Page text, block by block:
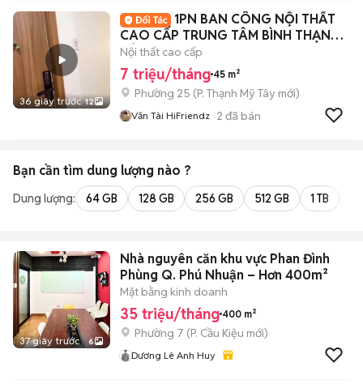
36 giây trước 12
1PN BAN CÔNG NỘI THẤT
CAO CẤP TRUNG TÂM BÌNH THẠNH
SÁT QUẬN 1
Nội thất cao cấp
7 triệu/tháng 45 m²
Phường 25 (P. Thạnh Mỹ Tây mới)
Văn Tài HiFriendz 2 đã bán
Bạn cần tìm dung lượng nào ?
Dung lượng: 64 GB 128 GB 256 GB 512 GB 1 TB
37 giây trước 6
Nhà nguyên căn khu vực Phan Đình
Phùng Q. Phú Nhuận – Hơn 400m²
Mặt bằng kinh doanh
35 triệu/tháng 400 m²
Phường 7 (P. Cầu Kiệu mới)
Dương Lê Anh Huy